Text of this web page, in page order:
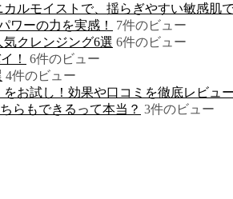
ルモイストで、揺らぎやすい敏感肌
ワーの力を実感！
7件のビュー
クレンジング6選 6件のビュー
！
6件のビュー
4件のビュー
お試し！効果や口コミを徹底レビュー
らもできるって本当？ 3件のビュー